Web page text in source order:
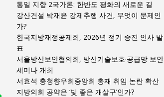
통일 지향 2국가론: 한반도 평화의 새로운 길
강산건설 박재윤 강제추행 사건, 무엇이 문제인
가?
한국지방재정공제회, 2026년 정기 승진 인사 발
표
서울방산보안협의회, 방산기술보호·공급망 보안
세미나 개최
서효석 충청향우회중앙회 총재 취임 논란 확산
지방의회 공약은 ‘빛 좋은 개살구’인가?